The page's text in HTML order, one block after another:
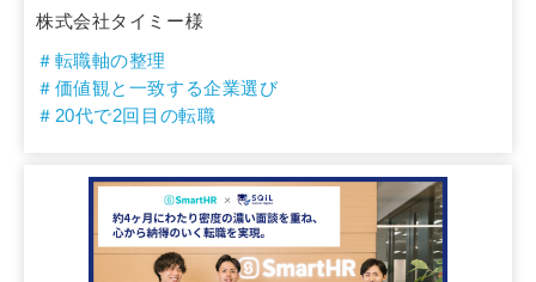
株式会社タイミー様
＃転職軸の整理
＃価値観と一致する企業選び
＃20代で2回目の転職